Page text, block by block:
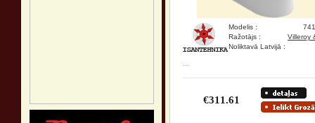
Modelis :
Ražotājs :
Villeroy
Noliktavā Latvijā :
€311.61